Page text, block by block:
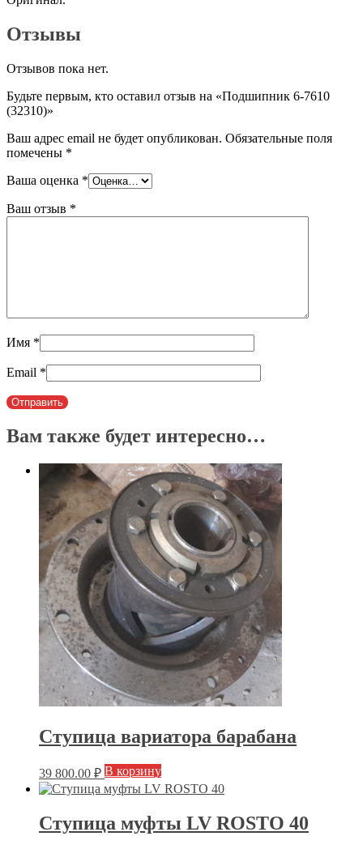
Отзывы
Отзывов пока нет.
Будьте первым, кто оставил отзыв на «Подшипник 6-7610
(32310)»
Ваш адрес email не будет опубликован. Обязательные поля
помечены *
Ваша оценка *
Ваш отзыв *
Имя *
Email *
Вам также будет интересно…
Ступица вариатора барабана
39 800.00 ₽ В корзину
Ступица муфты LV ROSTO 40